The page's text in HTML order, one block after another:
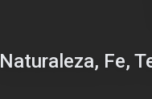
Naturaleza, Fe,